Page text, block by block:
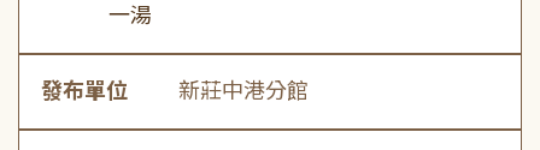
一湯
發布單位 新莊中港分館